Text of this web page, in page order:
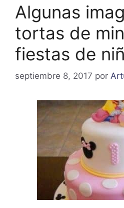
Algunas
tortas de
fiestas de
septiembre 8, 2017 por